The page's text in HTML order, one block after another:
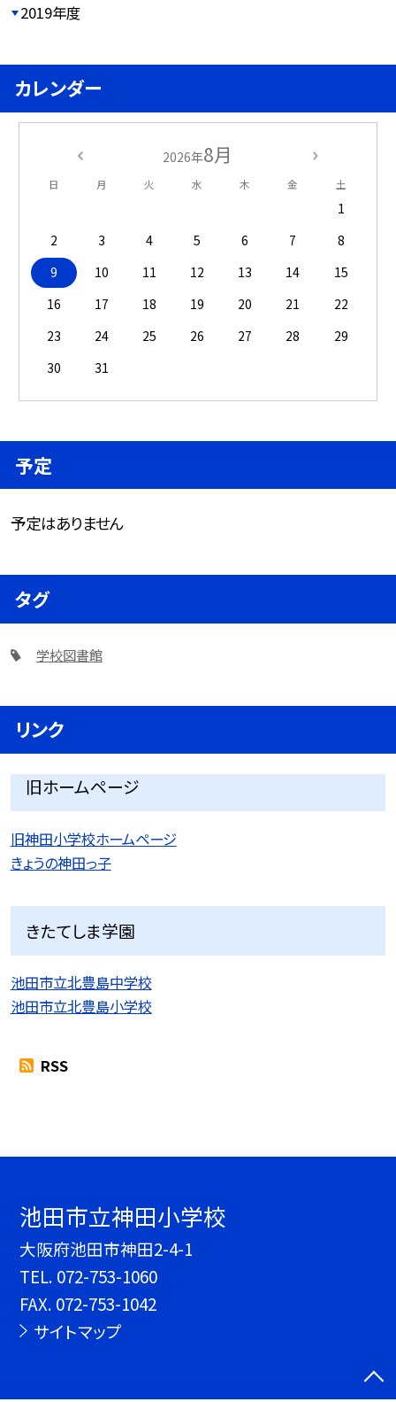
2019年度
カレンダー
2026年8月
日 月 火 水 木 金 土
1
2
3 4 5 6 7
8
9
10 11 12 13 14
15
16
17 18 19 20 21
22
23
24 25 26 27 28
29
30
31
予定
予定はありません
タグ
学校図書館
リンク
旧ホームページ
旧神田小学校ホームページ
きょうの神田っ子
きたてしま学園
池田市立北豊島中学校
池田市立北豊島小学校
RSS
池田市立神田小学校
大阪府池田市神田2-4-1
TEL. 072-753-1060
FAX. 072-753-1042
サイトマップ